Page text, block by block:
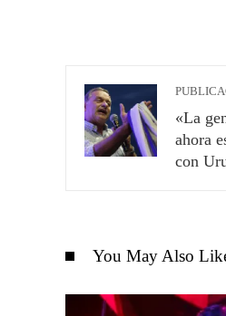
«La
ahora
con
You May Also